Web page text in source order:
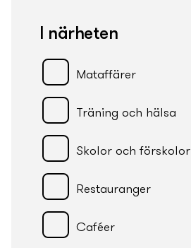
I närheten
Mataffärer
Träning och hälsa
Skolor och förskolor
Restauranger
Caféer